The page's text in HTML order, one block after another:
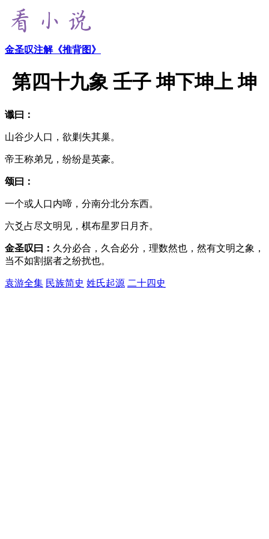
金圣叹注解《推背图》
第四十九象 壬子 坤下坤上 坤
谶曰：
山谷少人口，欲剿失其巢。
帝王称弟兄，纷纷是英豪。
颂曰：
一个或人口内啼，分南分北分东西。
六爻占尽文明见，棋布星罗日月齐。
金圣叹曰： 久分必合，久合必分，理数然也，然有文明之象，
当不如割据者之纷扰也。
袁游全集 民族简史 姓氏起源 二十四史